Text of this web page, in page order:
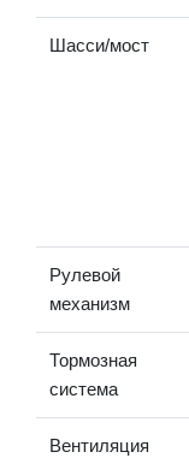
Шасси/мост
Рулевой
механизм
Тормозная
система
Вентиляция